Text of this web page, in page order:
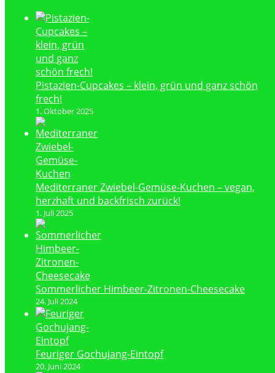
Pistazien-Cupcakes – klein, grün und ganz schön
frech!
1. Oktober 2025
Mediterraner Zwiebel-Gemüse-Kuchen – vegan,
herzhaft und backfrisch zurück!
1. Juli 2025
Sommerlicher Himbeer-Zitronen-Cheesecake
24. Juli 2024
Feuriger Gochujang-Eintopf
20. Juni 2024